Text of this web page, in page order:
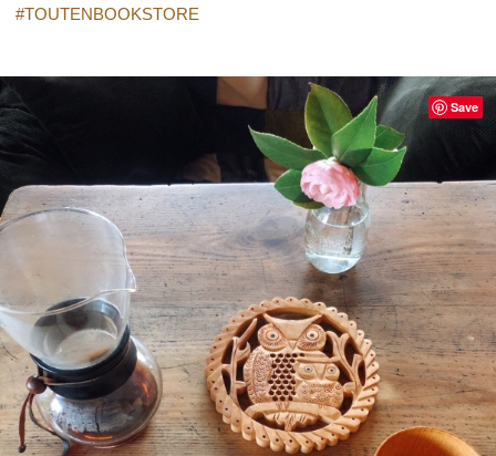
#TOUTENBOOKSTORE
Save